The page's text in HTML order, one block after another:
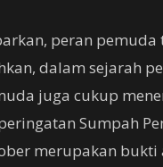
peran pemuda
dalam sejarah
juga cukup
Sumpah
merupakan